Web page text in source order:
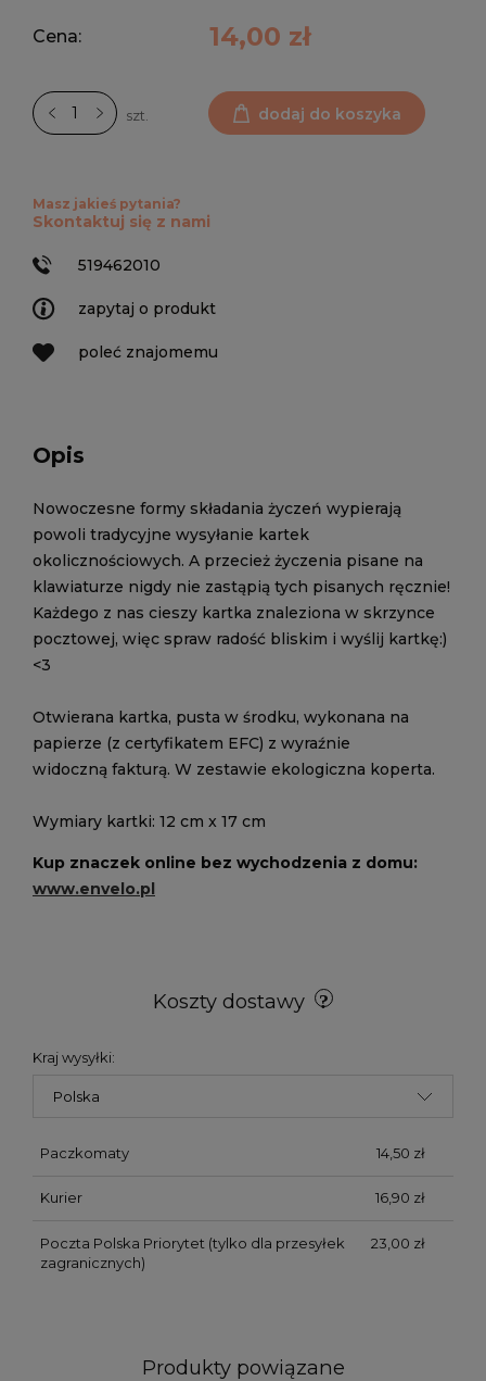
Cena: 14,00 zł
szt. dodaj do koszyka
zapytaj o produkt
poleć znajomemu
Masz jakieś pytania?
Skontaktuj się z nami
519462010
Opis
Nowoczesne formy składania życzeń wypierają
powoli tradycyjne wysyłanie kartek
okolicznościowych. A przecież życzenia pisane na
klawiaturze nigdy nie zastąpią tych pisanych ręcznie!
Każdego z nas cieszy kartka znaleziona w skrzynce
pocztowej, więc spraw radość bliskim i wyślij kartkę:)
<3
Otwierana kartka, pusta w środku, wykonana na
papierze (z certyfikatem EFC) z wyraźnie
widoczną fakturą. W zestawie ekologiczna koperta.
Wymiary kartki: 12 cm x 17 cm
Kup znaczek online bez wychodzenia z domu:
www.envelo.pl
Koszty dostawy
Kraj wysyłki:
Paczkomaty 14,50 zł
Kurier 16,90 zł
Poczta Polska Priorytet (tylko dla przesyłek
zagranicznych)
23,00 zł
Produkty powiązane